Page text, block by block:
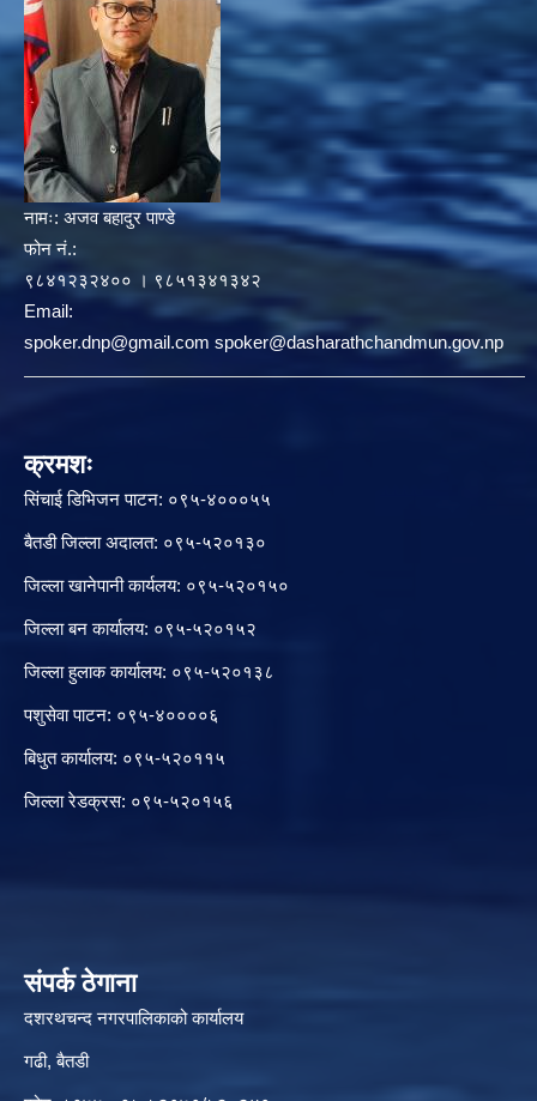
नामः: अजव बहादुर पाण्डे
फोन नं.:
९८४१२३२४०० । ९८५१३४१३४२
Email:
spoker.dnp@gmail.com spoker@dasharathchandmun.gov.np
क्रमशः
सिंचाई डिभिजन पाटन: ०९५-४०००५५
बैतडी जिल्ला अदालत: ०९५-५२०१३०
जिल्ला खानेपानी कार्यलय: ०९५-५२०१५०
जिल्ला बन कार्यालय: ०९५-५२०१५२
जिल्ला हुलाक कार्यालय: ०९५-५२०१३८
पशुसेवा पाटन: ०९५-४००००६
बिधुत कार्यालय: ०९५-५२०११५
जिल्ला रेडक्रस: ०९५-५२०१५६
संपर्क ठेगाना
दशरथचन्द नगरपालिकाको कार्यालय
गढी, बैतडी